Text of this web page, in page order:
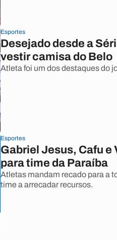
Esportes
Desejado desde a
vestir camisa do Belo
Atleta foi um dos destaques do
Esportes
Gabriel Jesus, Cafu e
para time da Paraíba
Atletas mandam recado para a
time a arrecadar recursos.